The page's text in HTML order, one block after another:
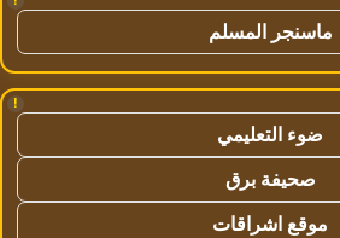
ماسنجر المسلم
!
ضوء التعليمي
صحيفة برق
موقع اشراقات